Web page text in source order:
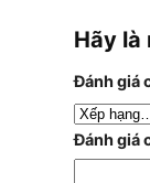
Hãy là
Đánh giá
Đánh giá